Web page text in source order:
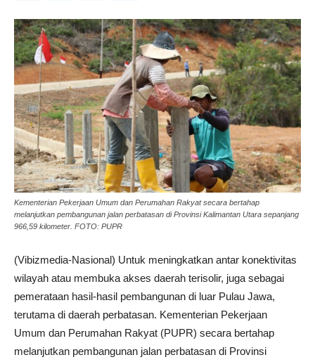
Kementerian Pekerjaan Umum dan Perumahan Rakyat secara bertahap
melanjutkan pembangunan jalan perbatasan di Provinsi Kalimantan Utara sepanjang
966,59 kilometer. FOTO: PUPR
(Vibizmedia-Nasional) Untuk meningkatkan antar konektivitas
wilayah atau membuka akses daerah terisolir, juga sebagai
pemerataan hasil-hasil pembangunan di luar Pulau Jawa,
terutama di daerah perbatasan. Kementerian Pekerjaan
Umum dan Perumahan Rakyat (PUPR) secara bertahap
melanjutkan pembangunan jalan perbatasan di Provinsi